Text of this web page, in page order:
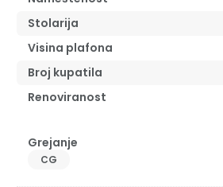
Stolarija
Visina plafona
Broj kupatila
Renoviranost
Grejanje
CG